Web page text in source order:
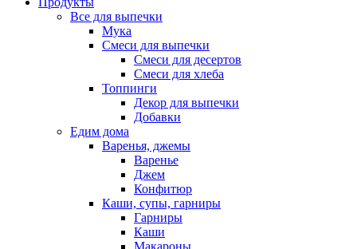
Все для выпечки
Мука
Смеси для выпечки
Смеси для десертов
Смеси для хлеба
Топпинги
Декор для выпечки
Добавки
Едим дома
Варенья, джемы
Варенье
Джем
Конфитюр
Каши, супы, гарниры
Гарниры
Каши
Макароны